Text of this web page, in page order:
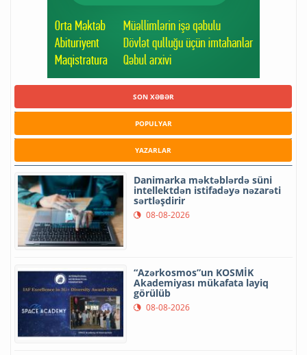
SON XƏBƏR
POPULYAR
YAZARLAR
Danimarka məktəblərdə süni
intellektdən istifadəyə nəzarəti
sərtləşdirir
08-08-2026
“Azərkosmos”un KOSMİK
Akademiyası mükafata layiq
görülüb
08-08-2026